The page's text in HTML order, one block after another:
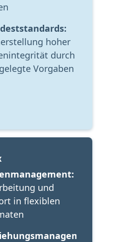
hoher
durch
Vorgaben
und
in flexiblen